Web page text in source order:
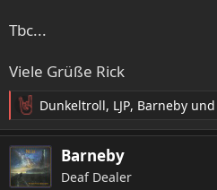
Tbc...
Viele Grüße Rick
R
e
a
k
t
Dunkeltroll, LJP, Barneby
Barneby
Deaf Dealer